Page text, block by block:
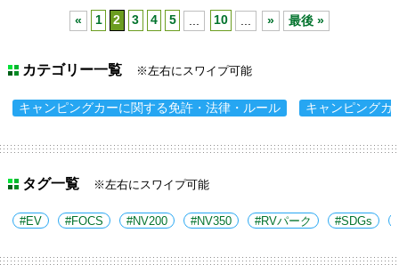
« 1 2 3 4 5 10 » 最後 »
カテゴリー一覧 ※左右にスワイプ可能
キャンピングカーに関する免許・法律・ルール キャンピングカ
タグ一覧 ※左右にスワイプ可能
EV FOCS NV200 NV350 RVパーク SDGs